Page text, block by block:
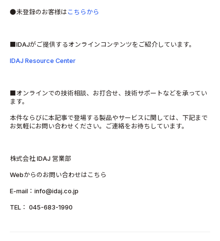
●未登録のお客様は こちらから
■IDAJがご提供するオンラインコンテンツをご紹介しています。
IDAJ Resource Center
■オンラインでの技術相談、お打合せ、技術サポートなどを承ってい
ます。
本件ならびに本記事で登場する製品やサービスに関しては、下記まで
お気軽にお問い合わせください。ご連絡をお待ちしています。
株式会社 IDAJ 営業部
Webからのお問い合わせはこちら
E-mail：info@idaj.co.jp
TEL： 045-683-1990